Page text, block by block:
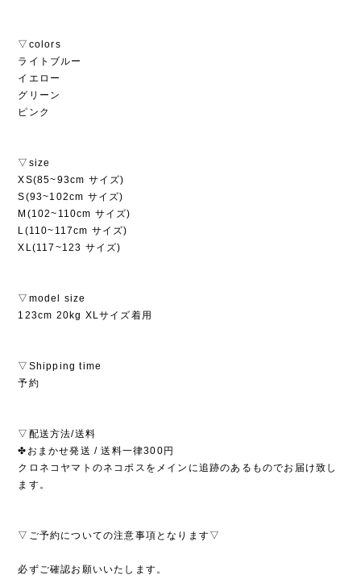
▽colors
ライトブルー
イエロー
グリーン
ピンク
▽size
XS(85~93cm サイズ)
S(93~102cm サイズ)
M(102~110cm サイズ)
L(110~117cm サイズ)
XL(117~123 サイズ)
▽model size
123cm 20kg XLサイズ着用
▽Shipping time
予約
▽配送方法/送料
✤おまかせ発送 / 送料一律300円
クロネコヤマトのネコポスをメインに追跡のあるものでお届け致し
ます。
▽ご予約についての注意事項となります▽
必ずご確認お願いいたします。